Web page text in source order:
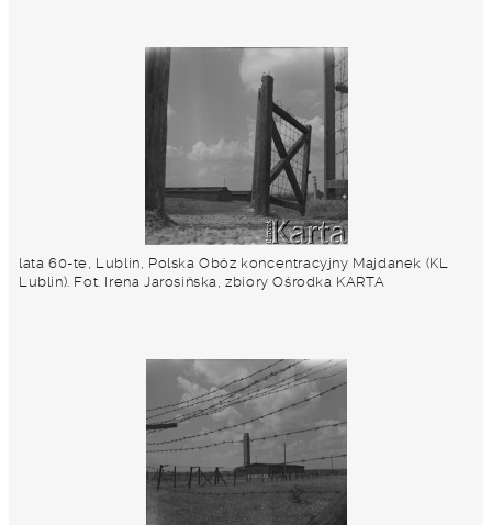
lata 60-te, Lublin, Polska Obóz koncentracyjny Majdanek (KL
Lublin). Fot. Irena Jarosińska, zbiory Ośrodka KARTA